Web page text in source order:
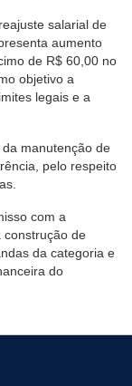
salarial de
aumento
de R$ 60,00 no
objetivo a
legais e a
manutenção de
pelo respeito
com a
construção de
da categoria e
do